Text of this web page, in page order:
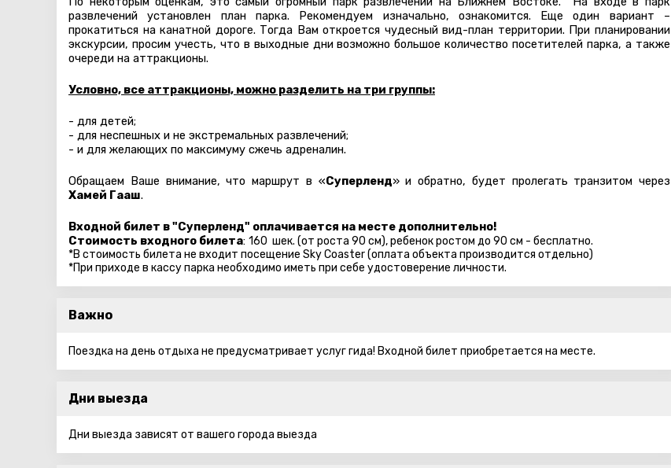
развлечений установлен план парка. Рекомендуем изначально, ознакомится. Еще один вариант –
прокатиться на канатной дороге. Тогда Вам откроется чудесный вид-план территории. При планировании
экскурсии, просим учесть, что в выходные дни возможно большое количество посетителей парка, а также
очереди на аттракционы.
Условно, все аттракционы, можно разделить на три группы:
- для детей;
- для неспешных и не экстремальных развлечений;
- и для желающих по максимуму сжечь адреналин.
Обращаем Ваше внимание, что маршрут в «Суперленд» и обратно, будет пролегать транзитом через
Хамей Гааш.
Входной билет в "Суперленд" оплачивается на месте дополнительно!
Стоимость входного билета: 160 шек. (от роста 90 см), ребенок ростом до 90 см - бесплатно.
*В стоимость билета не входит посещение Sky Coaster (оплата объекта производится отдельно)
*При приходе в кассу парка необходимо иметь при себе удостоверение личности.
Важно
Поездка на день отдыха не предусматривает услуг гида! Входной билет приобретается на месте.
Дни выезда
Дни выезда зависят от вашего города выезда